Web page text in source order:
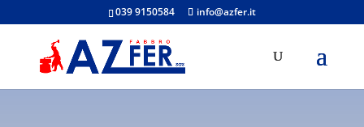
039 9150584 info@azfer.it